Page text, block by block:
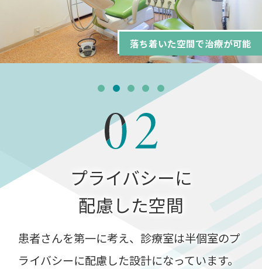
落ち着いた空間で治療が可能
プライバシーに
配慮した空間
患者さんを第一に考え、診療室は半個室のプ
ライバシーに配慮した設計になっています。